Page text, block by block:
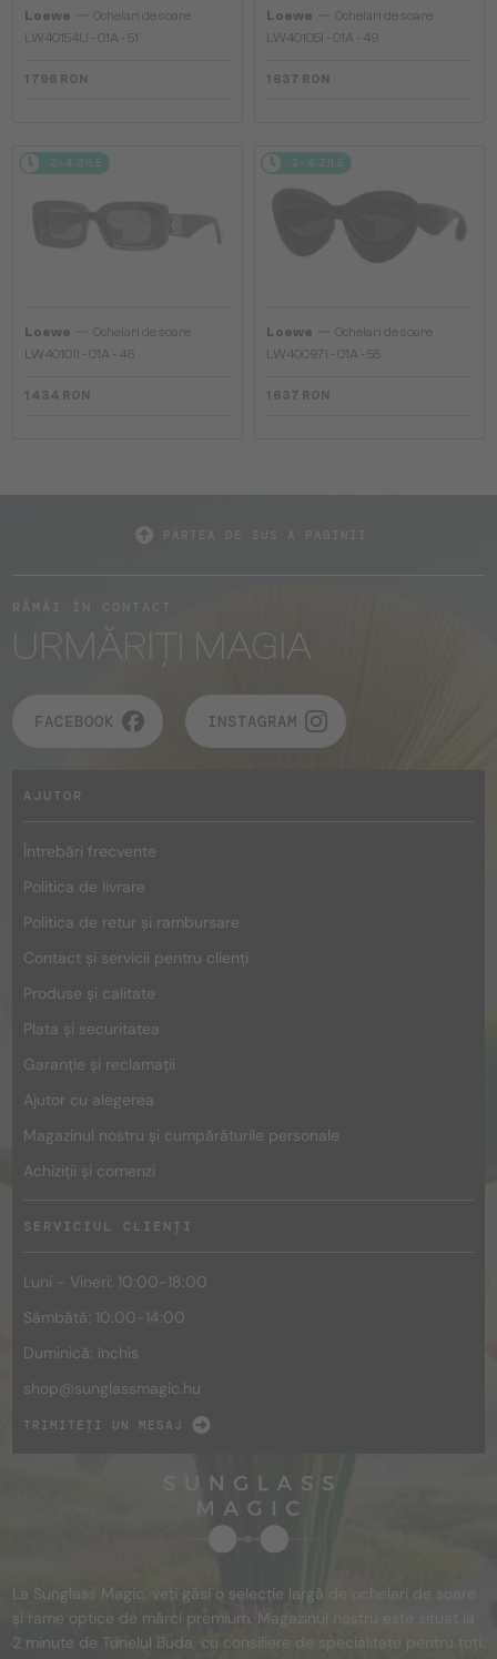
Loewe
Ochelari de soare
LW40154U - 01A - 51
1 796 RON
Loewe
Ochelari de soare
LW40105I - 01A - 49
1 637 RON
2-4 ZILE
Loewe
Ochelari de soare
LW40101I - 01A - 46
1 434 RON
2-4 ZILE
Loewe
Ochelari de soare
LW40097I - 01A - 55
1 637 RON
URMĂRIȚI MAGIA
FACEBOOK INSTAGRAM
AJUTOR
Întrebări frecvente
Politica de livrare
Politica de retur și rambursare
Contact și servicii pentru clienți
Produse și calitate
Plata și securitatea
Garanție și reclamații
Ajutor cu alegerea
Magazinul nostru și cumpărăturile personale
Achiziții și comenzi
SERVICIUL CLIENȚI
Luni - Vineri: 10:00-18:00
Sâmbătă: 10:00-14:00
Duminică: închis
shop@sunglassmagic.hu
TRIMITEȚI UN MESAJ
La Sunglass Magic, veți găsi o selecție largă de ochelari de soare
și rame optice de mărci premium. Magazinul nostru este situat la
2 minute de Tunelul Buda, cu consiliere de specialitate pentru toți.